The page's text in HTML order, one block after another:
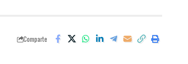
Comparte